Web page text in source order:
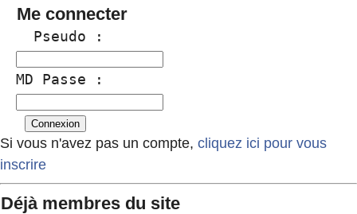
Me connecter
  Pseudo :
MD Passe :
Si vous n'avez pas un compte, cliquez ici pour vous
inscrire
Déjà membres du site